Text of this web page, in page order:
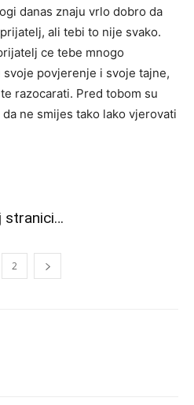
danas znaju vrlo dobro da
ali tebi to nije svako.
ce tebe mnogo
povjerenje i svoje tajne,
razocarati. Pred tobom su
ne smijes tako lako vjerovati
stranici…
2